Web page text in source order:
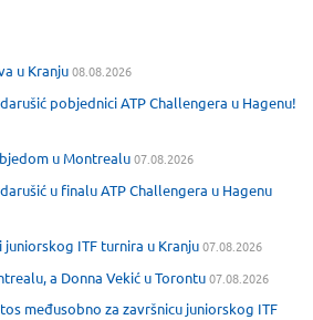
u Kranju08.08.2026
pobjednici ATP Challengera u Hagenu!
u Montrealu07.08.2026
u finalu ATP Challengera u Hagenu
ITF turnira u Kranju07.08.2026
a Donna Vekić u Torontu07.08.2026
međusobno za završnicu juniorskog ITF